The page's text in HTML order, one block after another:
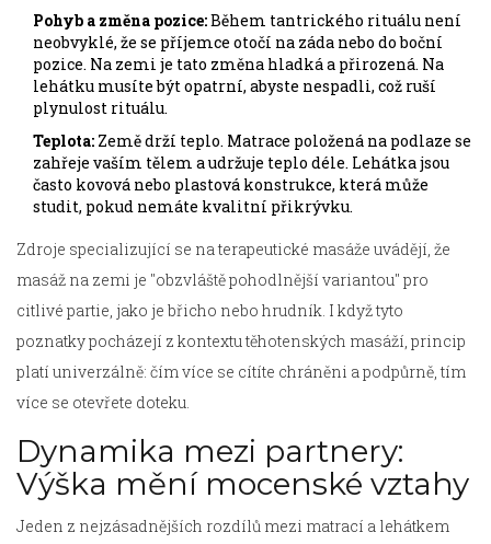
Pohyb a změna pozice:Během tantrického rituálu není
neobvyklé, že se příjemce otočí na záda nebo do boční
pozice. Na zemi je tato změna hladká a přirozená. Na
lehátku musíte být opatrní, abyste nespadli, což ruší
plynulost rituálu.
Teplota: Země drží teplo. Matrace položená na podlaze se
zahřeje vaším tělem a udržuje teplo déle. Lehátka jsou
často kovová nebo plastová konstrukce, která může
studit, pokud nemáte kvalitní přikrývku.
Zdroje specializující se na terapeutické masáže uvádějí, že
masáž na zemi je "obzvláště pohodlnější variantou" pro
citlivé partie, jako je břicho nebo hrudník. I když tyto
poznatky pocházejí z kontextu těhotenských masáží, princip
platí univerzálně: čím více se cítíte chráněni a podpůrně, tím
více se otevřete doteku.
Dynamika mezi partnery:
Výška mění mocenské vztahy
Jeden z nejzásadnějších rozdílů mezi matrací a lehátkem